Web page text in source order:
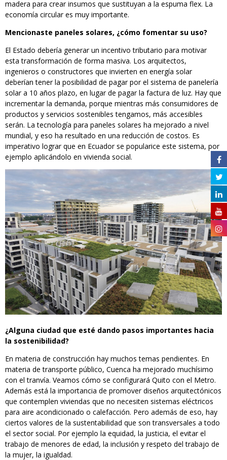
madera para crear insumos que sustituyan a la espuma flex. La
economía circular es muy importante.
Mencionaste paneles solares, ¿cómo fomentar su uso?
El Estado debería generar un incentivo tributario para motivar
esta transformación de forma masiva. Los arquitectos,
ingenieros o constructores que invierten en energía solar
deberían tener la posibilidad de pagar por el sistema de panelería
solar a 10 años plazo, en lugar de pagar la factura de luz. Hay que
incrementar la demanda, porque mientras más consumidores de
productos y servicios sostenibles tengamos, más accesibles
serán. La tecnología para paneles solares ha mejorado a nivel
mundial, y eso ha resultado en una reducción de costos. Es
imperativo lograr que en Ecuador se popularice este sistema, por
ejemplo aplicándolo en vivienda social.
¿Alguna ciudad que esté dando pasos importantes hacia
la sostenibilidad?
En materia de construcción hay muchos temas pendientes. En
materia de transporte público, Cuenca ha mejorado muchísimo
con el tranvía. Veamos cómo se configurará Quito con el Metro.
Además está la importancia de promover diseños arquitectónicos
que contemplen viviendas que no necesiten sistemas eléctricos
para aire acondicionado o calefacción. Pero además de eso, hay
ciertos valores de la sustentabilidad que son transversales a todo
el sector social. Por ejemplo la equidad, la justicia, el evitar el
trabajo de menores de edad, la inclusión y respeto del trabajo de
la mujer, la igualdad.